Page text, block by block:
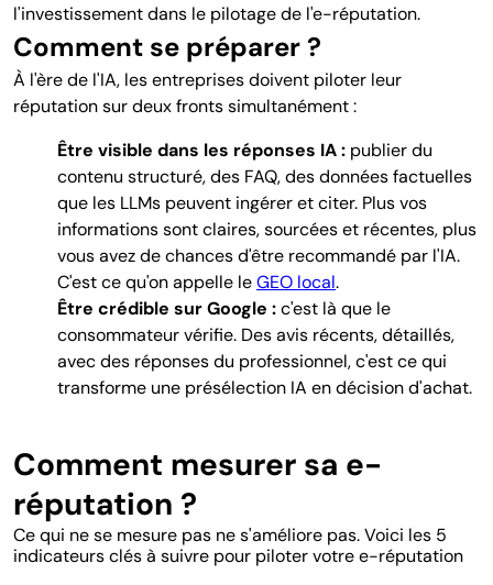
l'investissement dans le pilotage de l'e-réputation.
Comment se préparer ?
À l'ère de l'IA, les entreprises doivent piloter leur
réputation sur deux fronts simultanément :
Être visible dans les réponses IA : publier du
contenu structuré, des FAQ, des données factuelles
que les LLMs peuvent ingérer et citer. Plus vos
informations sont claires, sourcées et récentes, plus
vous avez de chances d'être recommandé par l'IA.
C'est ce qu'on appelle leGEO local.
Être crédible sur Google :c'est là que le
consommateur vérifie. Des avis récents, détaillés,
avec des réponses du professionnel, c'est ce qui
transforme une présélection IA en décision d'achat.
Comment mesurer sa e-
réputation ?
Ce qui ne se mesure pas ne s'améliore pas. Voici les 5
indicateurs clés à suivre pour piloter votre e-réputation